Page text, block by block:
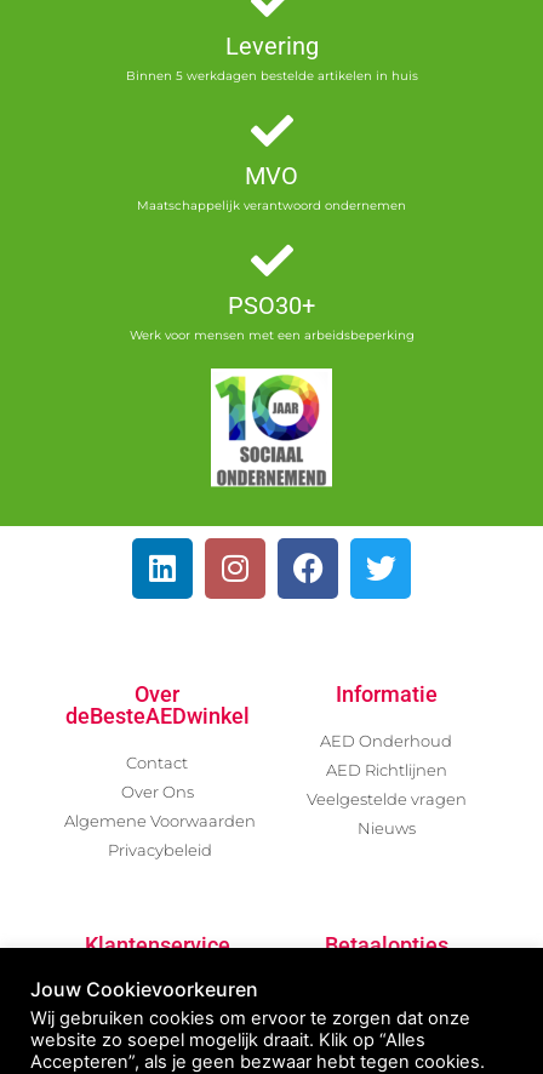
Levering
Binnen 5 werkdagen bestelde artikelen in huis
MVO
Maatschappelijk verantwoord ondernemen
PSO30+
Werk voor mensen met een arbeidsbeperking
Over
deBesteAEDwinkel
Contact
Over Ons
Algemene Voorwaarden
Privacybeleid
Informatie
AED Onderhoud
AED Richtlijnen
Veelgestelde vragen
Nieuws
Klantenservice
Garantievoorwaarden
Betalen / Verzenden /
Retour
Betaalopties
Jouw Cookievoorkeuren
Wij gebruiken cookies om ervoor te zorgen dat onze
website zo soepel mogelijk draait. Klik op “Alles
Accepteren”, als je geen bezwaar hebt tegen cookies.